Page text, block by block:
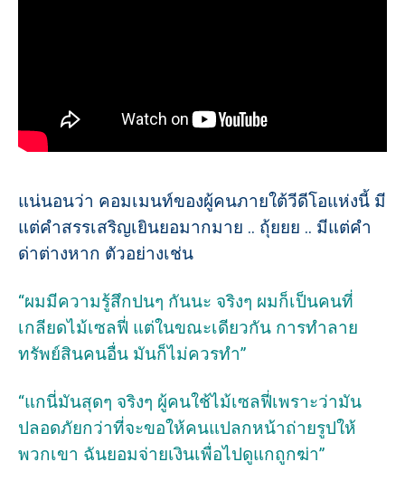
แน่นอนว่า คอมเมนท์ของผู้คนภายใต้วีดีโอแห่งนี้ มี
แต่คำสรรเสริญเยินยอมากมาย .. ถุ้ยยย .. มีแต่คำ
ด่าต่างหาก ตัวอย่างเช่น
“ผมมีความรู้สึกปนๆ กันนะ จริงๆ ผมก็เป็นคนที่
เกลียดไม้เซลฟี่ แต่ในขณะเดียวกัน การทำลาย
ทรัพย์สินคนอื่น มันก็ไม่ควรทำ”
“แกนี่มันสุดๆ จริงๆ ผู้คนใช้ไม้เซลฟี่เพราะว่ามัน
ปลอดภัยกว่าที่จะขอให้คนแปลกหน้าถ่ายรูปให้
พวกเขา ฉันยอมจ่ายเงินเพื่อไปดูแกถูกฆ่า”